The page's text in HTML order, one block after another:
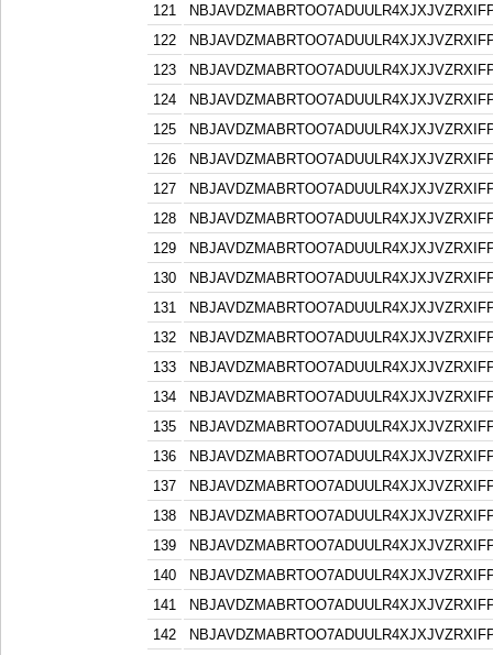
121
122
123
124
125
126
127
128
129
130
131
132
133
134
135
136
137
138
139
140
141
142